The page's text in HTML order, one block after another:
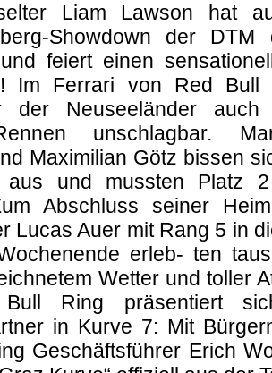
Liam Lawson hat
Showdown der DTM
feiert einen
Im Ferrari von Red Bull
der Neuseeländer auch
unschlagbar.
Maximilian Götz bissen
aus und mussten Platz
Abschluss seiner
Lucas Auer mit Rang 5 in
erleb- ten
Wetter und toller
Ring präsentiert
in Kurve 7: Mit
Geschäftsführer Erich